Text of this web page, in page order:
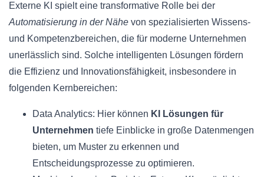
Externe KI spielt eine transformative Rolle bei der
Automatisierung in der Nähe von spezialisierten Wissens-
und Kompetenzbereichen, die für moderne Unternehmen
unerlässlich sind. Solche intelligenten Lösungen fördern
die Effizienz und Innovationsfähigkeit, insbesondere in
folgenden Kernbereichen:
Data Analytics: Hier können KI Lösungen für
Unternehmen tiefe Einblicke in große Datenmengen
bieten, um Muster zu erkennen und
Entscheidungsprozesse zu optimieren.